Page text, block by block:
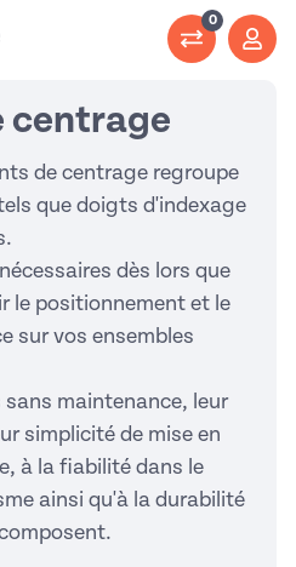
0
centrage
de centrage regroupe
que doigts d'indexage
dès lors que
le positionnement et le
sur vos ensembles
maintenance, leur
simplicité de mise en
à la fiabilité dans le
ainsi qu'à la durabilité